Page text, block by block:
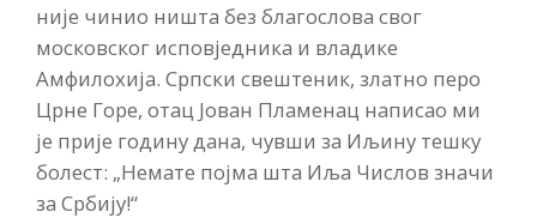
није чинио ништа без благослова свог
московског исповједника и владике
Амфилохија. Српски свештеник, златно перо
Црне Горе, отац Јован Пламенац написао ми
је прије годину дана, чувши за Иљину тешку
болест: „Немате појма шта Иља Числов значи
за Србију!“